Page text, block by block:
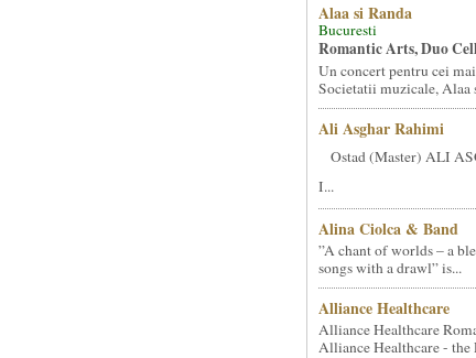
Alaa si Randa
Bucuresti
Romantic Arts, Duo
Un concert pentru cei
Societatii muzicale, Alaa
Ali Asghar Rahimi
Ostad (Master) ALI
I...
Alina Ciolca & Band
”A chant of worlds – a
songs with a drawl” is...
Alliance Healthcare
Alliance Healthcare
Alliance Healthcare - the